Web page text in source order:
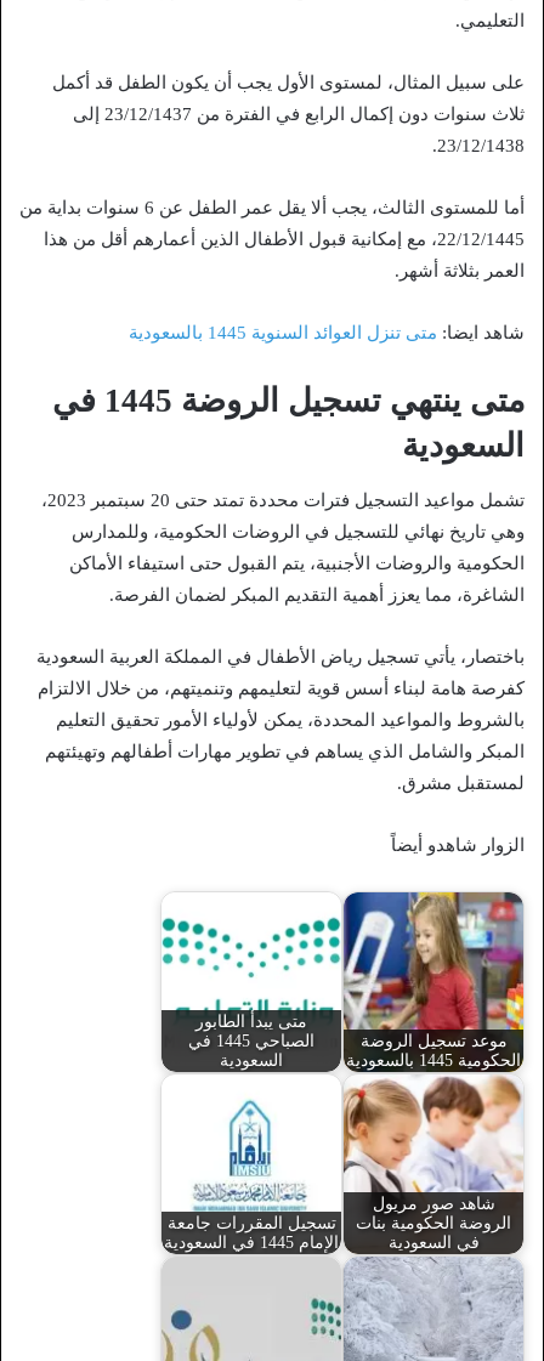
التعليمي.
على سبيل المثال، لمستوى الأول يجب أن يكون الطفل قد أكمل
ثلاث سنوات دون إكمال الرابع في الفترة من 23/12/1437 إلى
23/12/1438.
أما للمستوى الثالث، يجب ألا يقل عمر الطفل عن 6 سنوات بداية من
22/12/1445، مع إمكانية قبول الأطفال الذين أعمارهم أقل من هذا
العمر بثلاثة أشهر.
شاهد ايضا: متى تنزل العوائد السنوية 1445 بالسعودية
متى ينتهي تسجيل الروضة 1445 في
السعودية
تشمل مواعيد التسجيل فترات محددة تمتد حتى 20 سبتمبر 2023،
وهي تاريخ نهائي للتسجيل في الروضات الحكومية، وللمدارس
الحكومية والروضات الأجنبية، يتم القبول حتى استيفاء الأماكن
الشاغرة، مما يعزز أهمية التقديم المبكر لضمان الفرصة.
باختصار، يأتي تسجيل رياض الأطفال في المملكة العربية السعودية
كفرصة هامة لبناء أسس قوية لتعليمهم وتنميتهم، من خلال الالتزام
بالشروط والمواعيد المحددة، يمكن لأولياء الأمور تحقيق التعليم
المبكر والشامل الذي يساهم في تطوير مهارات أطفالهم وتهيئتهم
لمستقبل مشرق.
الزوار شاهدو أيضاً
موعد تسجيل الروضة
الحكومية 1445 بالسعودية
متى يبدأ الطابور
الصباحي 1445 في
السعودية
شاهد صور مريول
الروضة الحكومية بنات
في السعودية
تسجيل المقررات جامعة
الإمام 1445 في السعودية